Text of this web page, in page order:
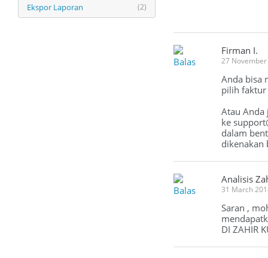
(2)
Ekspor Laporan
Balas
Firman I.
27
Anda bisa
pilih faktur
Atau Anda
ke
dalam
dikenakan
Balas
Analisis
31 March
Saran ,
DI ZAHIR